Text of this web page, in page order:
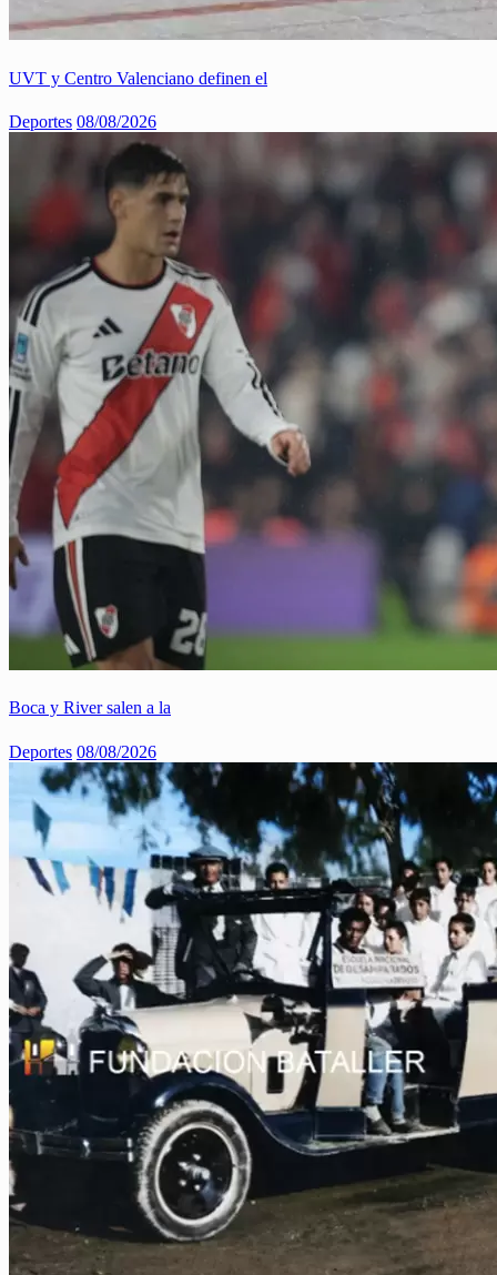
UVT y Centro Valenciano definen el
Deportes 08/08/2026
Boca y River salen a la
Deportes 08/08/2026